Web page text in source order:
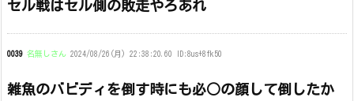
セル戦はセル側の敗走やろあれ
0039 名無しさん 2024/08/26(月) 22:38:20.60 ID:8us+8fk50
雑魚のバビディを倒す時にも必○の顔して倒したか